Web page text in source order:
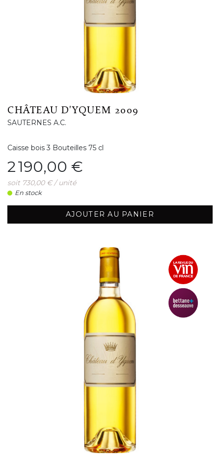
CHÂTEAU D'YQUEM 2009
SAUTERNES A.C.
Caisse bois 3 Bouteilles 75 cl
Prix
2 190,00 €
soit 730,00 € / unité
En stock
AJOUTER AU PANIER